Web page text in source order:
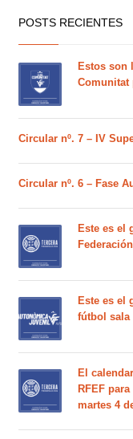
POSTS RECIENTES
Estos son
Comunitat
Circular nº. 7 – IV
Circular nº. 6 – Fase
Este es el
Este es el
fútbol sala
El
RFEF
martes 4